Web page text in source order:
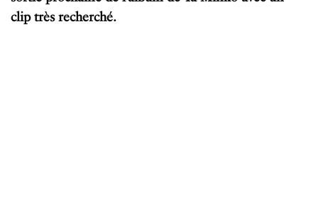
clip très recherché.